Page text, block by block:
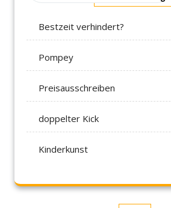
Bestzeit verhindert?
Pompey
Preisausschreiben
doppelter Kick
Kinderkunst